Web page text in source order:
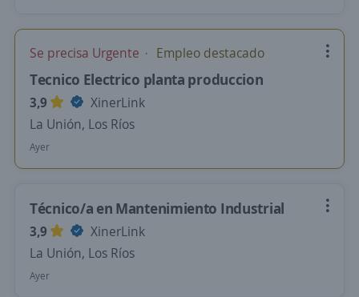
Se precisa Urgente Empleo destacado
Tecnico Electrico planta produccion
3,9
XinerLink
La Unión, Los Ríos
Ayer
Técnico/a en Mantenimiento Industrial
3,9
XinerLink
La Unión, Los Ríos
Ayer